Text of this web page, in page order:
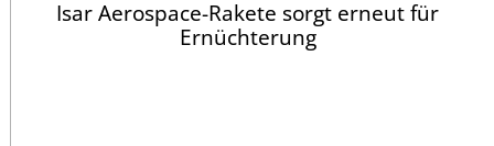
Isar Aerospace-Rakete sorgt erneut für
Ernüchterung